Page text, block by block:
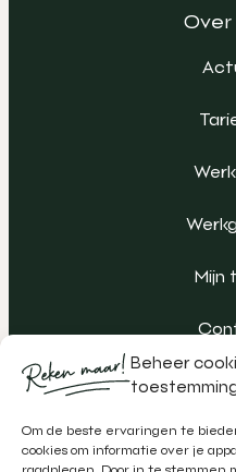
Beheer
Om de beste ervaringen te
cookies om informatie over je
Mijn